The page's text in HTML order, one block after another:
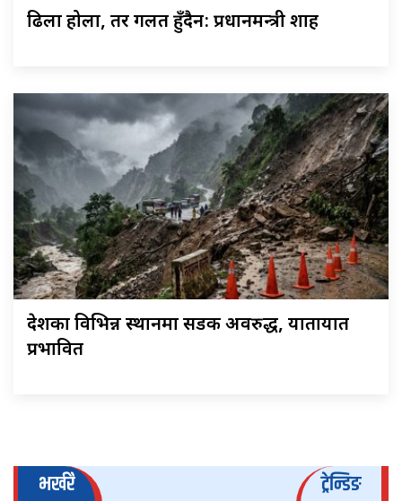
ढिला होला, तर गलत हुँदैन: प्रधानमन्त्री शाह
देशका विभिन्न स्थानमा सडक अवरुद्ध, यातायात
प्रभावित
भर्खरै ट्रेन्डिङ